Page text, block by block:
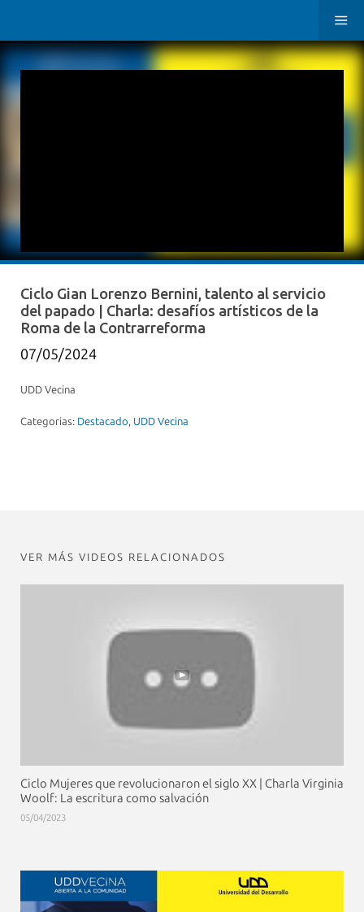
Ciclo Gian Lorenzo Bernini, talento al servicio
del papado | Charla: desafíos artísticos de la
Roma de la Contrarreforma
07/05/2024
UDD Vecina
Categorias: Destacado, UDD Vecina
VER MÁS VIDEOS RELACIONADOS
Ciclo Mujeres que revolucionaron el siglo XX | Charla Virginia
Woolf: La escritura como salvación
05/04/2023